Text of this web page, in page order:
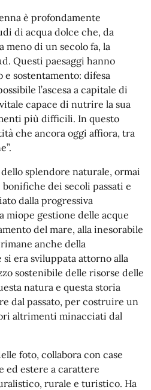
è profondamente
di acqua dolce che, da
meno di un secolo fa, la
Questi paesaggi hanno
sostentamento: difesa
l’ascesa a capitale di
capace di nutrire la sua
più difficili. In questo
che ancora oggi affiora, tra
splendore naturale, ormai
dei secoli passati e
dalla progressiva
miope gestione delle acque
del mare, alla inesorabile
anche della
era sviluppata attorno alla
sostenibile delle risorse delle
natura e questa storia
dal passato, per costruire un
altrimenti minacciati dal
foto, collabora con case
ed estere a carattere
rurale e turistico. Ha